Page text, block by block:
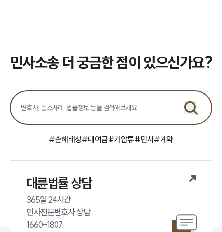
민사소송 더 궁금한 점이 있으신가요?
#손해배상#대여금#가압류#민사#계약
대륜법률 상담
365일 24시간
민사전문변호사 상담
1660-1807